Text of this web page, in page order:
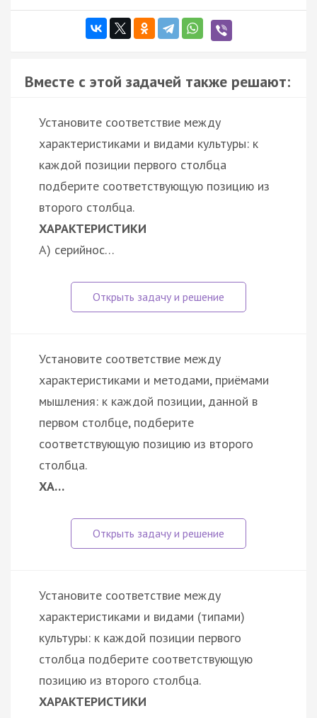
Вместе с этой задачей также решают:
Установите соответствие между
характеристиками и видами культуры: к
каждой позиции первого столбца
подберите соответствующую позицию из
второго столбца.
ХАРАКТЕРИСТИКИ
А) серийнос…
Установите соответствие между
характеристиками и методами, приёмами
мышления: к каждой позиции, данной в
первом столбце, подберите
соответствующую позицию из второго
столбца.
ХА…
Установите соответствие между
характеристиками и видами (типами)
культуры: к каждой позиции первого
столбца подберите соответствующую
позицию из второго столбца.
ХАРАКТЕРИСТИКИ